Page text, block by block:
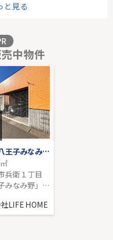
価格を見る
線「生田」新築戸建
｜105.16㎡｜西
価格を見る
と見る
中物件
ＪＲ横浜線「八王子みなみ野」中古戸建
兵衛１丁目
横浜線「八王子みなみ野」駅 徒歩9分
LIFE HOME